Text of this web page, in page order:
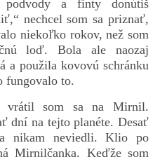
podvody a finty donútiš
nechcel som sa priznať,
niekoľko rokov, než som
loď. Bola ale naozaj
a použila kovovú schránku
fungovalo to.
vrátil som sa na Mirnil.
dní na tejto planéte. Desať
nikam neviedli. Klio po
Mirnilčanka. Keďže som